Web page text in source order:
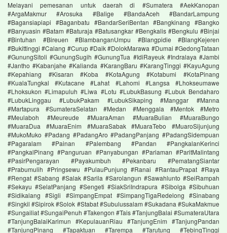
Melayani pemesanan untuk daerah di #Sumatera #AekKanopan
#ArgaMakmur #Arosuka #Balige #BandaAceh #BandarLampung
#Bagansiapiapi #Baganbatu #BandarSeriBentan #Bangkinang #Bangko
#Banyuasin #Batam #Baturaja #Batusangkar #Bengkalis #Bengkulu #Binjai
#Bintuhan #Bireuen #BlambanganUmpu #Blangpidie #BlangKejeren
#Bukittinggi #Calang #Curup #Daik #DolokMarawa #Dumai #GedongTataan
#GunungSitoli #GunungSugih #GunungTua #IdiRayeuk #Indralaya #Jambi
#Jantho #Kabanjahe #Kalianda #KarangBaru #KarangTinggi #KayuAgung
#Kepahiang #Kisaran #Koba #KotaAgung #Kotabumi #KotaPinang
#KualaTungkal #Kutacane #Lahat #Lahomi #Langsa #Lhokseumawe
#Lhoksukon #Limapuluh #Liwa #Lotu #LubukBasung #Lubuk Bendaharo
#LubukLinggau #LubukPakam #LubukSikaping #Manggar #Manna
#Martapura #SumateraSelatan #Medan #Menggala #Mentok #Metro
#Meulaboh #Meureude #MuaraAman #MuaraBulian #MuaraBungo
#MuaraDua #MuaraEnim #MuaraSabak #MuaraTebo #MuaroSijunjung
#MukoMuko #Padang #PadangAro #PadangPanjang #PadangSidempuan
#Pagaralam #Painan #Palembang #Pandan #PangkalanKerinci
#PangkalPinang #Panguruan #Panyabungan #Pariaman #ParitMalintang
#PasirPengarayan #Payakumbuh #Pekanbaru #PematangSiantar
#Prabumulih #Pringsewu #PulauPunjung #Ranai #RantauPrapat #Raya
#Rengat #Sabang #Salak #Sarila #Sarolangun #Sawahlunto #SeiRampah
#Sekayu #SelatPanjang #Sengeti #SiakSriIndrapura #Sibolga #Sibuhuan
#Sidikalang #Sigli #SimpangEmpat #SimpangTigaRedelong #Sinabang
#Singkil #Sipirok #Solok #Stabat #Subulussalam #Sukadana #SukaMakmue
#Sungailiat #SungaiPenuh #Takengon #Tais #TanjungBalai #SumateraUtara
#TanjungBalaiKarimun #KepulauanRiau #TanjungEnim #TanjungPandan
#TanjungPinang #Tapaktuan #Tarempa #Tarutung #TebingTinggi